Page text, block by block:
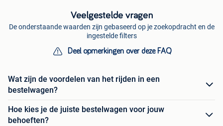
Veelgestelde vragen
De onderstaande waarden zijn gebaseerd op je zoekopdracht en de
ingestelde filters
Deel opmerkingen over deze FAQ
Wat zijn de voordelen van het rijden in een
bestelwagen?
Hoe kies je de juiste bestelwagen voor jouw
behoeften?